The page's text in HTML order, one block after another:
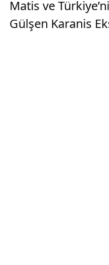
Matis ve
Gülşen Karanis